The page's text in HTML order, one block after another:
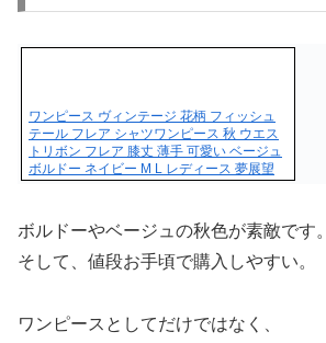
ワンピース ヴィンテージ 花柄 フィッシュ
テール フレア シャツワンピース 秋 ウエス
トリボン フレア 膝丈 薄手 可愛い ベージュ
ボルドー ネイビー M L レディース 夢展望
ボルドーやベージュの秋色が素敵です。
そして、値段お手頃で購入しやすい。
ワンピースとしてだけではなく、